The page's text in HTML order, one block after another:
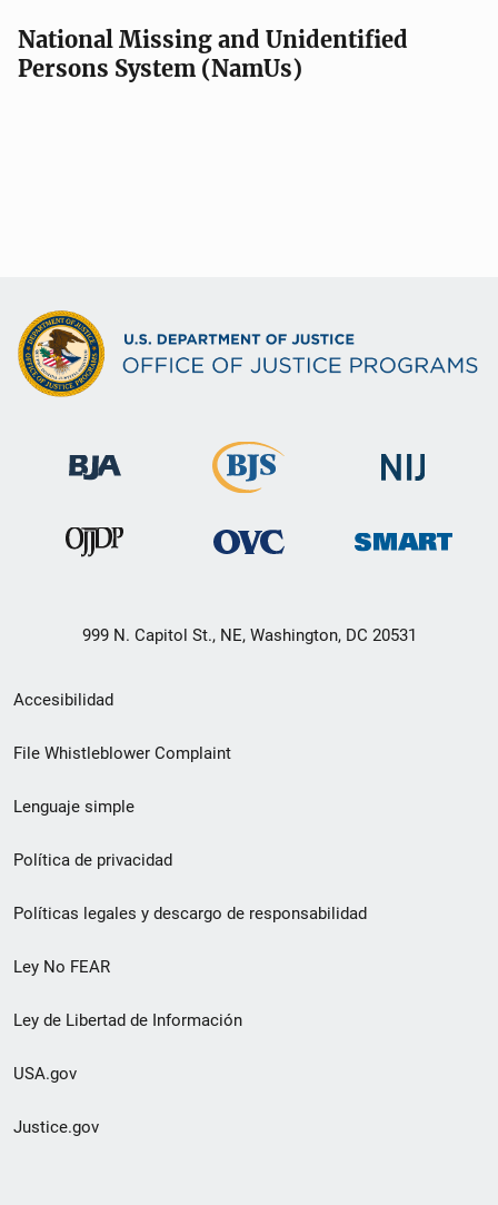
National Missing and Unidentified
Persons System (NamUs)
999 N. Capitol St., NE, Washington, DC 20531
Menú
de
de
pie
de
página
Accesibilidad
File Whistleblower Complaint
Lenguaje simple
Política de privacidad
Políticas legales y descargo de responsabilidad
Ley No FEAR
Ley de Libertad de Información
USA.gov
Justice.gov